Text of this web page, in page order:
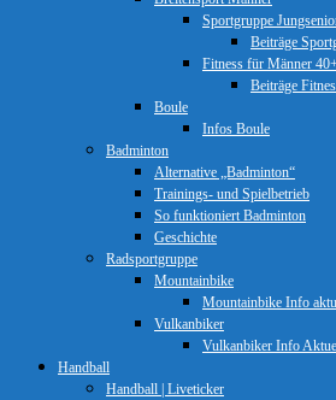
Sportgruppe
Beiträge
Fitness für Männer
Beiträge
Boule
Infos Boule
Badminton
Alternative „Badminton“
Trainings- und Spielbetrieb
So funktioniert Badminton
Geschichte
Radsportgruppe
Mountainbike
Mountainbike Info
Vulkanbiker
Vulkanbiker Info
Handball
Handball | Liveticker